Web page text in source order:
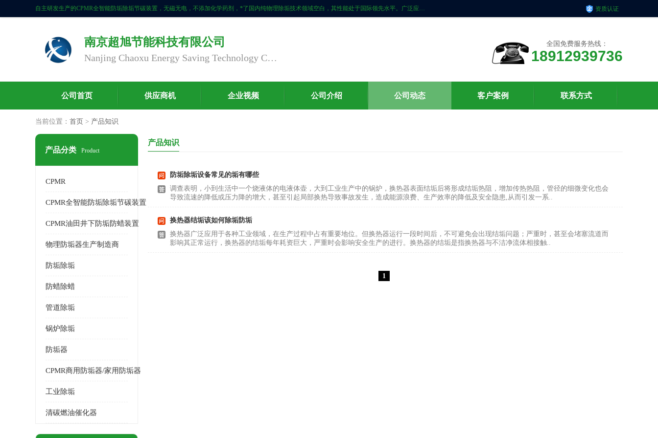
自主研发生产的CPMR全智能防垢除垢节碳装置，无磁无电，不添加化学药剂，*了国内纯物理除垢技术领域空白，其性能处于国际领先水平。广泛应用于石油炼化、钢铁冶炼、电力、煤矿、化工、供暖、压铸、汽车制造、涉水家电等行业。 资质认证
南京超旭节能科技有限公司
Nanjing Chaoxu Energy Saving Technology Co., Ltd
全国免费服务热线：
18912939736
公司首页 供应商机 企业视频 公司介绍 公司动态 客户案例 联系方式
当前位置： 首页 > 产品知识
产品分类 Product
CPMR
CPMR全智能防垢除垢节碳装置
CPMR油田井下防垢防蜡装置
物理防垢器生产制造商
防垢除垢
防蜡除蜡
管道除垢
锅炉除垢
防垢器
CPMR商用防垢器/家用防垢器
工业除垢
清碳燃油催化器
产品知识
防垢除垢设备常见的垢有哪些
调查表明，小到生活中一个烧液体的电液体壶，大到工业生产中的锅炉，换热器表面结垢后将形成结垢热阻，增加传热热阻，管径的细微变化也会
导致流速的降低或压力降的增大，甚至引起局部换热导致事故发生，造成能源浪费、生产效率的降低及安全隐患,从而引发一系..
换热器结垢该如何除垢防垢
换热器广泛应用于各种工业领域，在生产过程中占有重要地位。但换热器运行一段时间后，不可避免会出现结垢问题；严重时，甚至会堵塞流道而
影响其正常运行，换热器的结垢每年耗资巨大，严重时会影响安全生产的进行。换热器的结垢是指换热器与不洁净流体相接触..
1